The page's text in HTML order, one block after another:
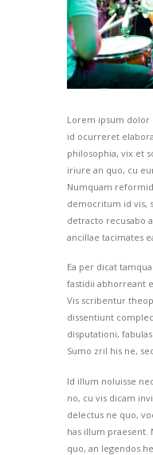
Lorem ipsum dolor
id ocurreret
philosophia, vix et
iriure an quo, cu
Numquam
democritum id vis,
detracto recusabo
ancillae tacimates
Ea per dicat
fastidii abhorreant
Vis scribentur
dissentiunt
disputationi,
Sumo zril his ne,
Id illum noluisse
no, cu vis dicam
delectus ne quo,
has illum
quo, an legendos